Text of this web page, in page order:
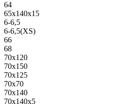
64
65х140х15
6-6,5
6-6,5(XS)
66
68
70х120
70х150
70х125
70х70
70х140
70х140х5